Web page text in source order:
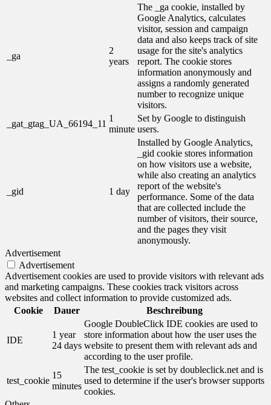
_ga
2
years
The _ga cookie, installed by
Google Analytics, calculates
visitor, session and campaign
data and also keeps track of site
usage for the site's analytics
report. The cookie stores
information anonymously and
assigns a randomly generated
number to recognize unique
visitors.
_gat_gtag_UA_66194_11
1
minute
Set by Google to distinguish
users.
_gid 1 day
Installed by Google Analytics,
_gid cookie stores information
on how visitors use a website,
while also creating an analytics
report of the website's
performance. Some of the data
that are collected include the
number of visitors, their source,
and the pages they visit
anonymously.
Advertisement
Advertisement
Advertisement cookies are used to provide visitors with relevant ads
and marketing campaigns. These cookies track visitors across
websites and collect information to provide customized ads.
Cookie
Dauer Beschreibung
IDE
1 year
24 days
Google DoubleClick IDE cookies are used to
store information about how the user uses the
website to present them with relevant ads and
according to the user profile.
test_cookie
15
minutes
The test_cookie is set by doubleclick.net and is
used to determine if the user's browser supports
cookies.